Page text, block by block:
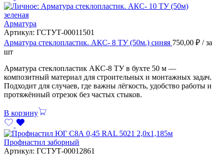
Арматура
Артикул: ГСТУТ-00011501
Арматура стеклопластик. АКС- 8 ТУ (50м.) синяя 750,00 ₽ / за
шт
Арматура стеклопластик АКС-8 ТУ в бухте 50 м —
композитный материал для строительных и монтажных задач.
Подходит для случаев, где важны лёгкость, удобство работы и
протяжённый отрезок без частых стыков.
В корзину
Профнастил заборный
Артикул: ГСТУТ-00012861